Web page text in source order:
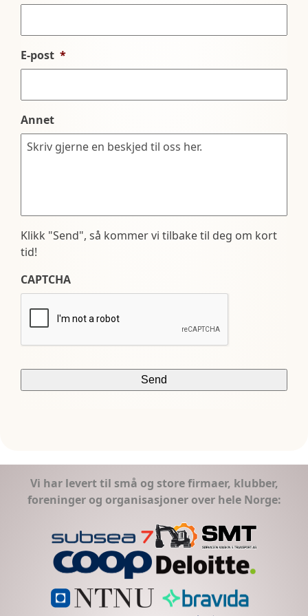
E-post *
Annet
Klikk "Send", så kommer vi tilbake til deg om kort
tid!
CAPTCHA
Vi har levert til små og store firmaer, klubber,
foreninger og organisasjoner over hele Norge: